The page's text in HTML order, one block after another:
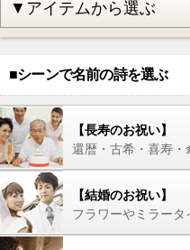
■シーンで名前の詩を選ぶ
【長寿のお祝い】
【結婚のお祝い】
フラワーやミラー